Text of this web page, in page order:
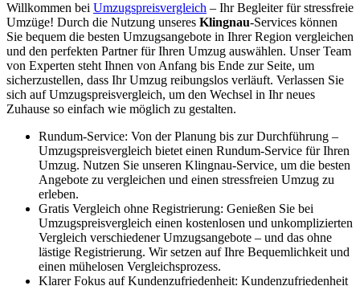
Willkommen bei Umzugspreisvergleich – Ihr Begleiter für stressfreie
Umzüge! Durch die Nutzung unseres Klingnau-Services können
Sie bequem die besten Umzugsangebote in Ihrer Region vergleichen
und den perfekten Partner für Ihren Umzug auswählen. Unser Team
von Experten steht Ihnen von Anfang bis Ende zur Seite, um
sicherzustellen, dass Ihr Umzug reibungslos verläuft. Verlassen Sie
sich auf Umzugspreisvergleich, um den Wechsel in Ihr neues
Zuhause so einfach wie möglich zu gestalten.
Rundum-Service: Von der Planung bis zur Durchführung –
Umzugspreisvergleich bietet einen Rundum-Service für Ihren
Umzug. Nutzen Sie unseren Klingnau-Service, um die besten
Angebote zu vergleichen und einen stressfreien Umzug zu
erleben.
Gratis Vergleich ohne Registrierung: Genießen Sie bei
Umzugspreisvergleich einen kostenlosen und unkomplizierten
Vergleich verschiedener Umzugsangebote – und das ohne
lästige Registrierung. Wir setzen auf Ihre Bequemlichkeit und
einen mühelosen Vergleichsprozess.
Klarer Fokus auf Kundenzufriedenheit: Kundenzufriedenheit